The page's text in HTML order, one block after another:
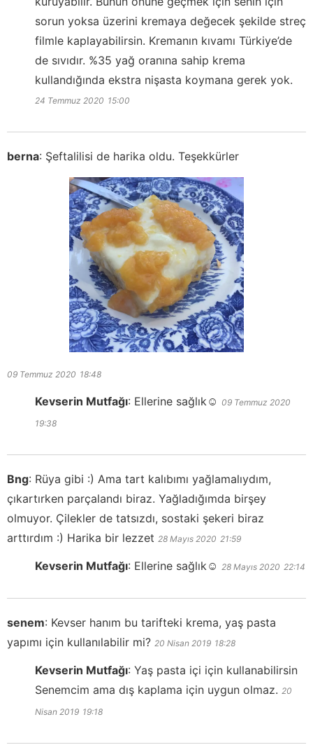
sorun yoksa üzerini kremaya değecek şekilde streç
filmle kaplayabilirsin. Kremanın kıvamı Türkiye’de
de sıvıdır. %35 yağ oranına sahip krema
kullandığında ekstra nişasta koymana gerek yok.
24 Temmuz 2020 15:00
berna: Şeftalilisi de harika oldu. Teşekkürler
09 Temmuz 2020 18:48
Kevserin Mutfağı: Ellerine sağlık☺️ 09 Temmuz 2020
19:38
Bng: Rüya gibi :) Ama tart kalıbımı yağlamalıydım,
çıkartırken parçalandı biraz. Yağladığımda birşey
olmuyor. Çilekler de tatsızdı, sostaki şekeri biraz
arttırdım :) Harika bir lezzet 28 Mayıs 2020 21:59
Kevserin Mutfağı: Ellerine sağlık☺️ 28 Mayıs 2020 22:14
senem: Kevser hanım bu tarifteki krema, yaş pasta
yapımı için kullanılabilir mi? 20 Nisan 2019 18:28
Kevserin Mutfağı: Yaş pasta içi için kullanabilirsin
Senemcim ama dış kaplama için uygun olmaz. 20
Nisan 2019 19:18